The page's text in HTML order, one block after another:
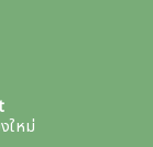
ใหม่